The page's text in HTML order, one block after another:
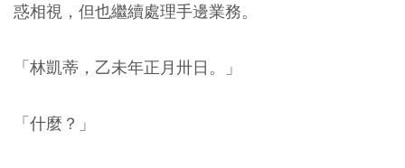
惑相視，但也繼續處理手邊業務。
「林凱蒂，乙未年正月卅日。」
「什麼？」